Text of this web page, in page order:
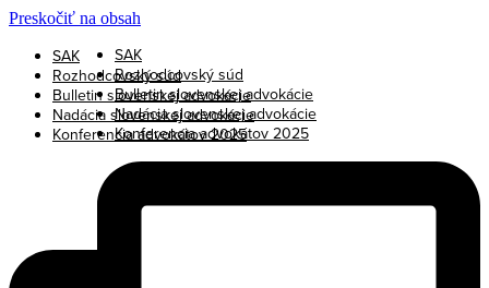
Preskočiť na obsah
SAK
Rozhodcovský súd
Bulletin slovenskej advokácie
Nadácia slovenskej advokácie
Konferencia advokátov 2025
SAK
Rozhodcovský súd
Bulletin slovenskej advokácie
Nadácia slovenskej advokácie
Konferencia advokátov 2025